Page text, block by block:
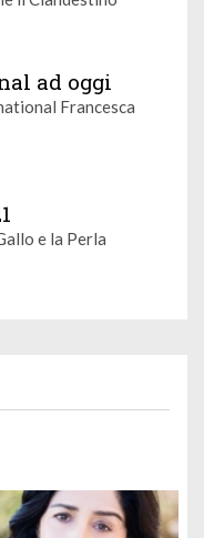
ad oggi
Francesca
e la Perla